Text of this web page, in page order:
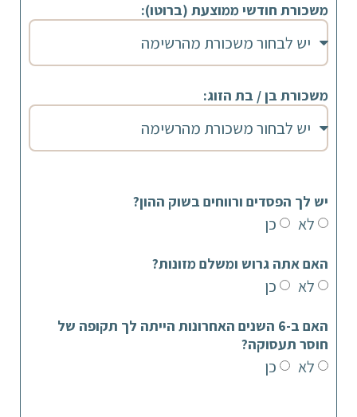
משכורת חודשי ממוצעת (ברוטו):
משכורת בן / בת הזוג:
יש לך הפסדים ורווחים בשוק ההון?
לא כן
האם אתה גרוש ומשלם מזונות?
לא כן
האם ב-6 השנים האחרונות הייתה לך תקופה של
חוסר תעסוקה?
לא כן